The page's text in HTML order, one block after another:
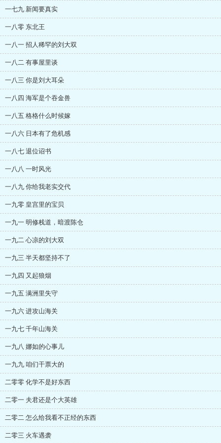
一七九 新闻要真实
一八零 东北王
一八一 招人稀罕的刘大双
一八二 有事屋里谈
一八三 你是刘大耳朵
一八四 海军是个吞金兽
一八五 格格什么时候嫁
一八六 日本有了危机感
一八七 退位诏书
一八八 一时风光
一八九 你给我老实交代
一九零 皇宫里的宝贝
一九一 明修栈道，暗渡陈仓
一九二 心凉的刘大双
一九三 半天都坚持不了
一九四 又起狼烟
一九五 满洲里失守
一九六 进攻山海关
一九七 千年山海关
一九八 娜如的心事儿
一九九 咱们干票大的
二零零 化学不是好东西
二零一 夫君还是个大英雄
二零二 怎么给我看不正经的东西
二零三 火车遇袭